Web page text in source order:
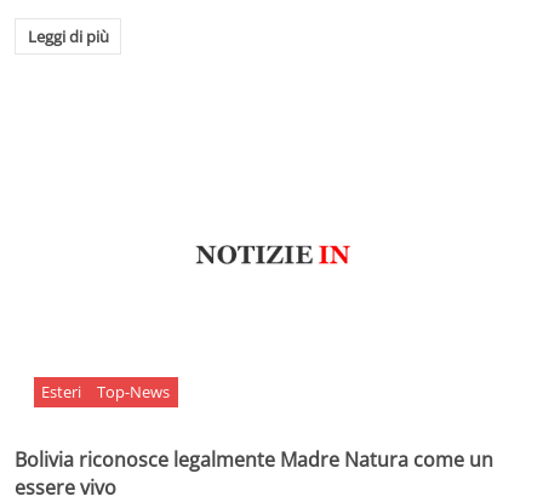
Leggi di più
Esteri Top-News
Bolivia riconosce legalmente Madre Natura come un
essere vivo